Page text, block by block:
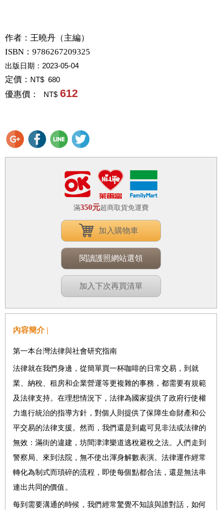
作者： 王曉丹（主編）
ISBN：9786267209325
出版日期： 2023-05-04
定價： NT$ 680
優惠價： NT$ 612
滿350元超商取貨免運費
加入購物車
閱讀護照網站選領
加入下次再買清單
內容簡介 |
第一本台灣法律與社會研究指南
法律就在我們身邊，從簡單買一杯咖啡的日常交易，到就
業、納稅、租房和企業營運等更複雜的事務，都需要有規範
及法律支持。 在理想情況下，法律為國家提供了政府行使權
力進行統治的指導方針，對個人則提供了保障生命財產和公
平交易的法律支援。 然而，我們還是到處可見非法或法律的
無效：滿街的違建，坊間津津樂道逃稅避稅之法。人們走到
警察局、來到法院，無不使出渾身解數表演。法律運作經常
轉化為制式而瑣碎的流程，即使每個點都合法，還是無法串
連出共同的價值。
每到需要溝通的時候，我們經常驚覺不知該與誰對話，如何